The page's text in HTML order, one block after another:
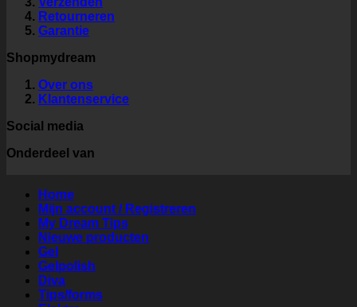
Retourneren
Garantie
Shopmydream
Over ons
Klantenservice
Social media
Onderdeel van
Home
Mijn account / Registreren
My Dream Tips
Nieuwe producten
Gel
Gelpolish
Diva
Tips/forms